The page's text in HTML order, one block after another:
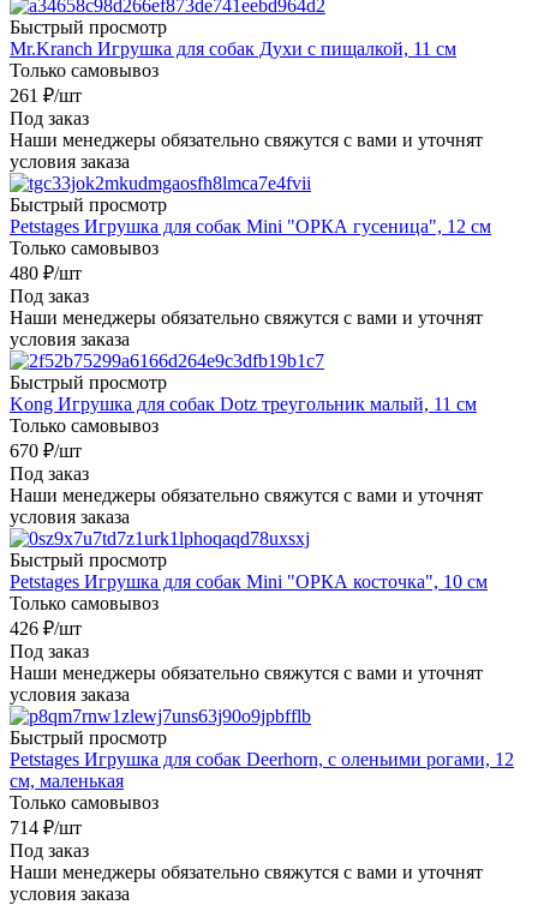
Быстрый просмотр
Mr.Kranch Игрушка для собак Духи с пищалкой, 11 см
Только самовывоз
261 ₽/шт
Под заказ
Наши менеджеры обязательно свяжутся с вами и уточнят
условия заказа
Быстрый просмотр
Petstages Игрушка для собак Mini "ОРКА гусеница", 12 см
Только самовывоз
480 ₽/шт
Под заказ
Наши менеджеры обязательно свяжутся с вами и уточнят
условия заказа
Быстрый просмотр
Kong Игрушка для собак Dotz треугольник малый, 11 см
Только самовывоз
670 ₽/шт
Под заказ
Наши менеджеры обязательно свяжутся с вами и уточнят
условия заказа
Быстрый просмотр
Petstages Игрушка для собак Mini "ОРКА косточка", 10 см
Только самовывоз
426 ₽/шт
Под заказ
Наши менеджеры обязательно свяжутся с вами и уточнят
условия заказа
Быстрый просмотр
Petstages Игрушка для собак Deerhorn, с оленьими рогами, 12
см, маленькая
Только самовывоз
714 ₽/шт
Под заказ
Наши менеджеры обязательно свяжутся с вами и уточнят
условия заказа